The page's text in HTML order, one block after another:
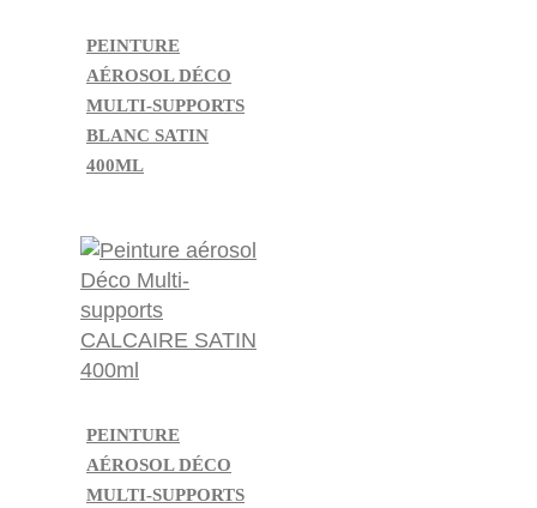
PEINTURE
AÉROSOL DÉCO
MULTI-SUPPORTS
BLANC SATIN
400ML
PEINTURE
AÉROSOL DÉCO
MULTI-SUPPORTS